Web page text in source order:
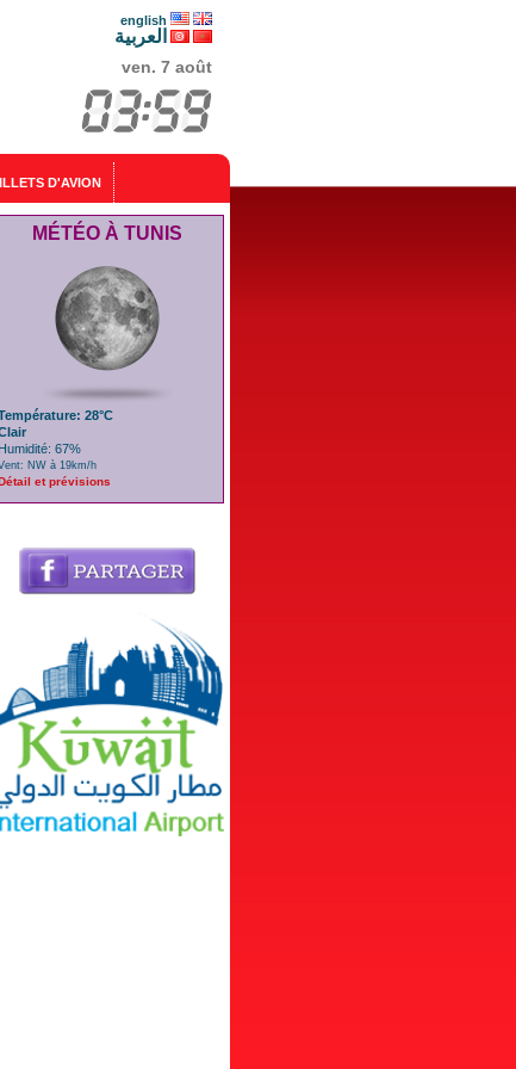
english
العربية
ven. 7 août
D'AVION
MÉTÉO À TUNIS
28°C
Humidité: 67%
NW à 19km/h
et prévisions